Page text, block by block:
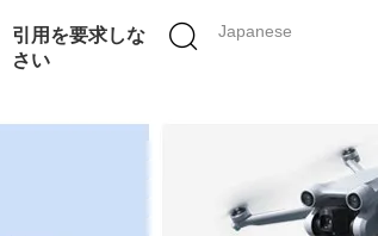
Japanese
引用を要求しな
さい